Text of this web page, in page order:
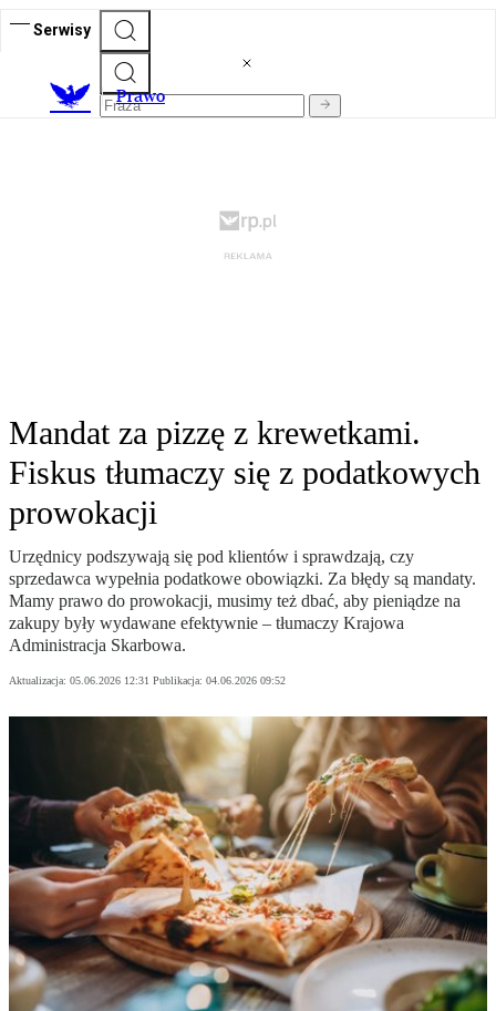
Serwisy
Prawo
Mandat za pizzę z krewetkami.
Fiskus tłumaczy się z podatkowych
prowokacji
Urzędnicy podszywają się pod klientów i sprawdzają, czy
sprzedawca wypełnia podatkowe obowiązki. Za błędy są mandaty.
Mamy prawo do prowokacji, musimy też dbać, aby pieniądze na
zakupy były wydawane efektywnie – tłumaczy Krajowa
Administracja Skarbowa.
Aktualizacja: 05.06.2026 12:31 Publikacja: 04.06.2026 09:52